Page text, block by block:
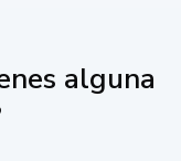
alguna